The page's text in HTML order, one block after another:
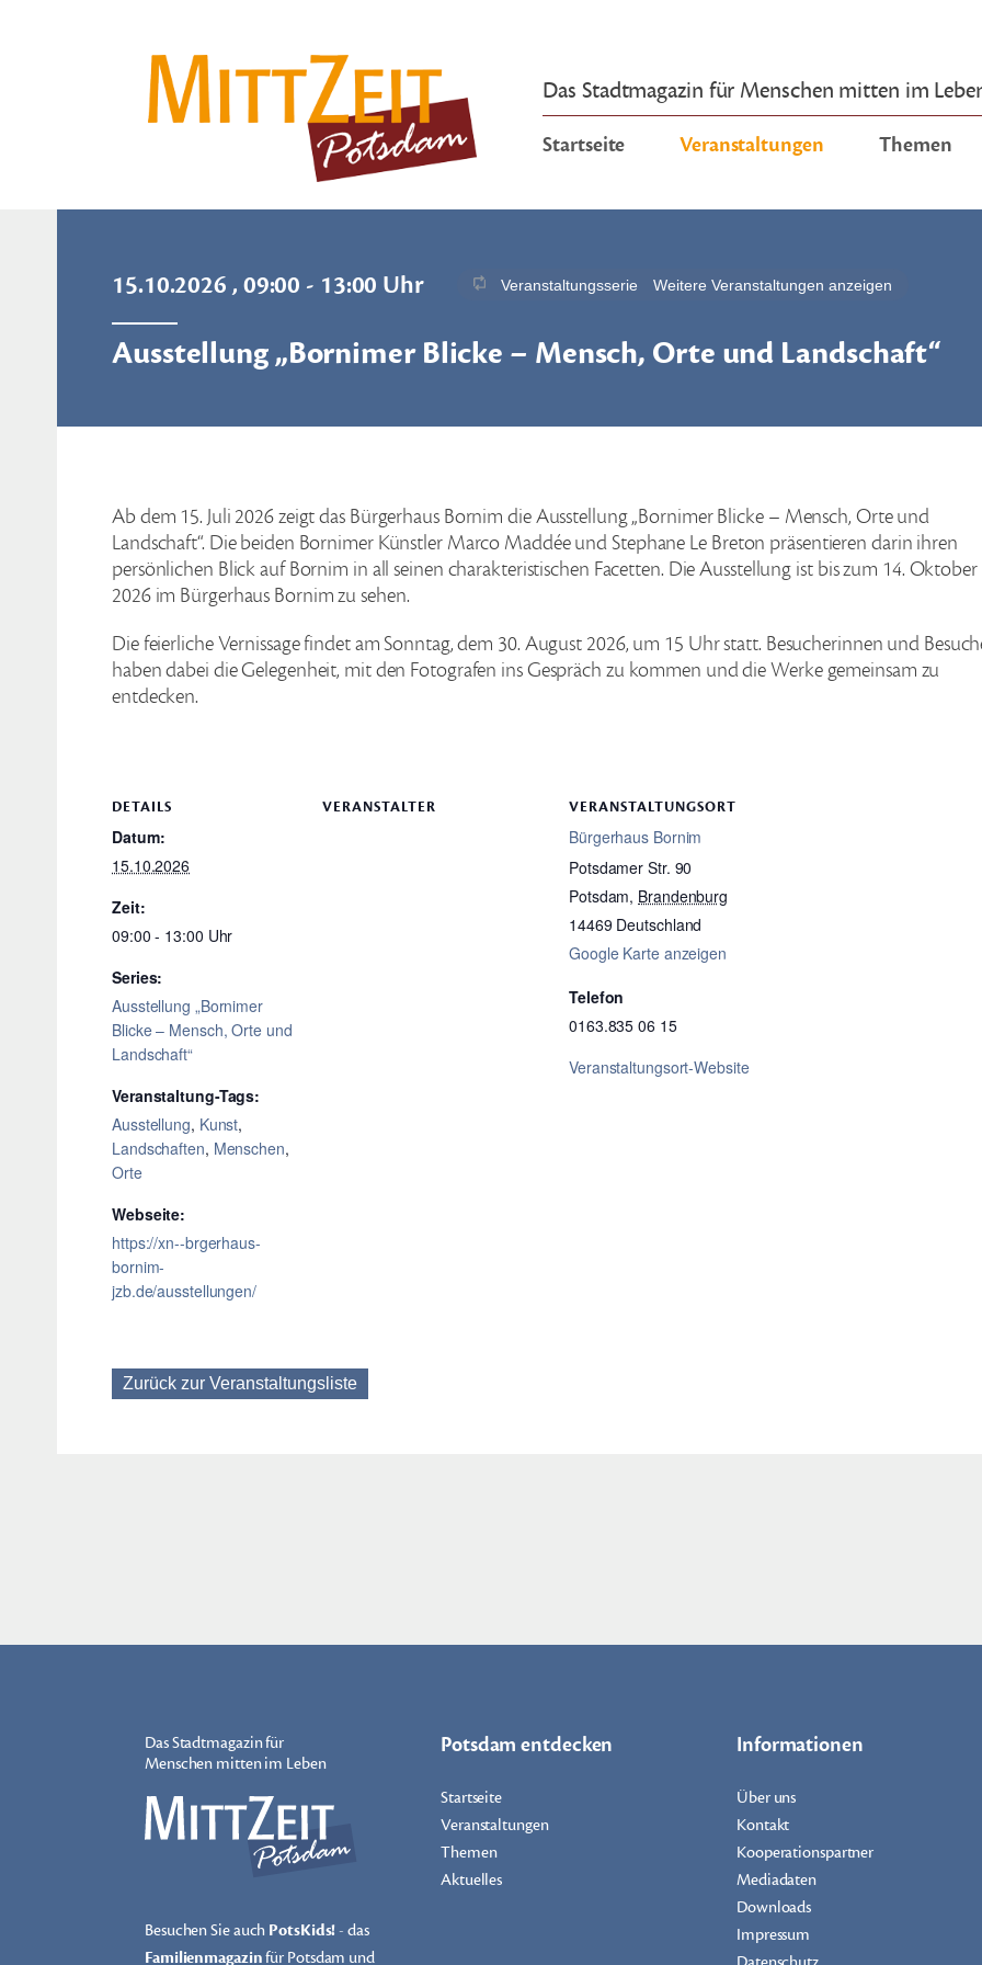
Das Stadtmagazin für Menschen mitten im
Startseite Veranstaltungen Themen
15.10.2026 , 09:00 - 13:00 Uhr Veranstaltungsserie Weitere Veranstaltungen anzeigen
Ausstellung „Bornimer Blicke – Mensch, Orte und Landschaft“
Ab dem 15. Juli 2026 zeigt das Bürgerhaus Bornim die Ausstellung „Bornimer Blicke – Mensch, Orte und
Landschaft“. Die beiden Bornimer Künstler Marco Maddée und Stephane Le Breton präsentieren darin ihren
persönlichen Blick auf Bornim in all seinen charakteristischen Facetten. Die Ausstellung ist bis zum 14. Oktober
2026 im Bürgerhaus Bornim zu sehen.
Die feierliche Vernissage findet am Sonntag, dem 30. August 2026, um 15 Uhr statt. Besucherinnen und
haben dabei die Gelegenheit, mit den Fotografen ins Gespräch zu kommen und die Werke gemeinsam zu
entdecken.
DETAILS
Datum:
15.10.2026
Zeit:
09:00 - 13:00
Series:
Ausstellung „Bornimer
Blicke – Mensch, Orte und
Landschaft“
Veranstaltung-Tags:
Ausstellung, Kunst,
Landschaften, Menschen,
Orte
Webseite:
https://xn--brgerhaus-
bornim-
jzb.de/ausstellungen/
VERANSTALTER VERANSTALTUNGSORT
Bürgerhaus Bornim
Potsdamer Str. 90
Potsdam, Brandenburg
14469 Deutschland
Google Karte anzeigen
Telefon
0163.835 06 15
Veranstaltungsort-Website
Zurück zur Veranstaltungsliste
Das Stadtmagazin für
Menschen mitten im Leben
Besuchen Sie auch PotsKids!- das
Familienmagazinfür Potsdam und
Potsdam entdecken
Startseite
Veranstaltungen
Themen
Aktuelles
Informationen
Über uns
Kontakt
Kooperationspartner
Mediadaten
Downloads
Impressum